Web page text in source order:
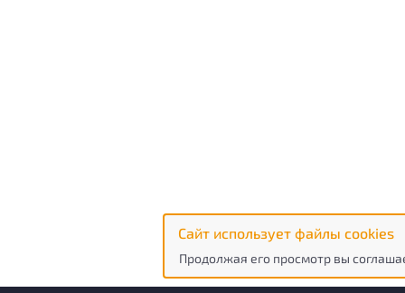
Сайт использует файлы cookies
Продолжая его просмотр вы